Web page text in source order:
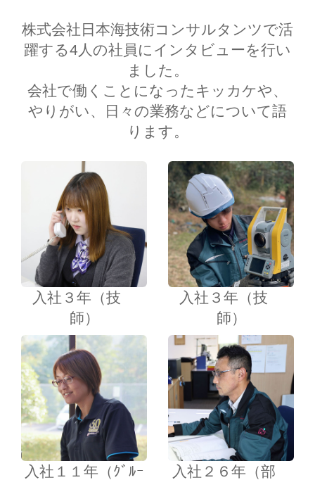
株式会社日本海技術コンサルタンツで活
躍する4人の社員にインタビューを行い
ました。
会社で働くことになったキッカケや、
やりがい、日々の業務などについて語
ります。
入社３年（技
師）
入社３年（技
師）
入社１１年（ｸﾞﾙｰ
入社２６年（部